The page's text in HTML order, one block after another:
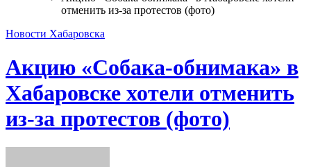
отменить из-за протестов (фото)
Новости Хабаровска
Акцию «Собака-обнимака» в
Хабаровске хотели отменить
из-за протестов (фото)